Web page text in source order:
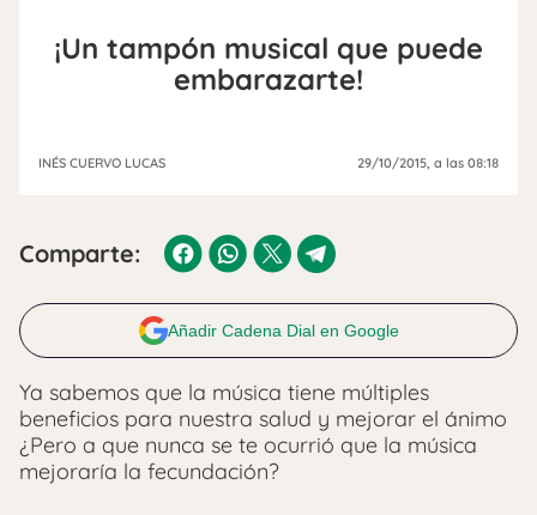
¡Un tampón musical que puede
embarazarte!
INÉS CUERVO LUCAS 29/10/2015 , a las 08:18
Comparte:
Añadir Cadena Dial en Google
Ya sabemos que la música tiene múltiples
beneficios para nuestra salud y mejorar el ánimo
¿Pero a que nunca se te ocurrió que la música
mejoraría la fecundación?